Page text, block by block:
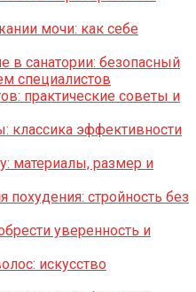
мочи: как себе
в санатории: безопасный
специалистов
практические советы и
классика эффективности
материалы, размер и
похудения: стройность без
уверенность и
искусство